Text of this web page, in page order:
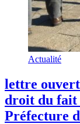
Actualité
lettre
droit du fait
Préfecture